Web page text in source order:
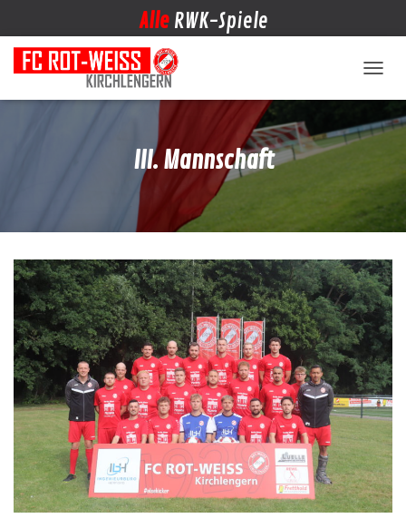
Alle RWK-Spiele
III. Mannschaft